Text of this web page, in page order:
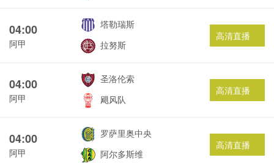
04:00
阿甲
塔勒瑞斯
拉努斯
高清直播
04:00
阿甲
圣洛伦索
飓风队
高清直播
04:00
阿甲
罗萨里奥中央
阿尔多斯维
高清直播